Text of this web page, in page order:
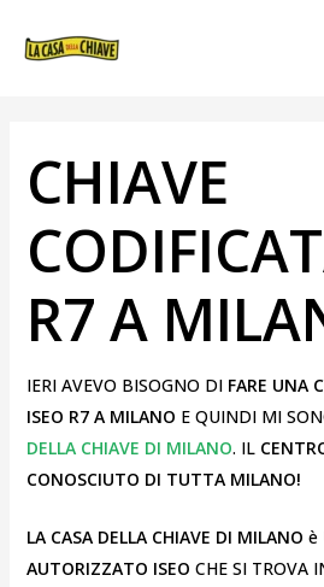
CHIAVE
R7 A
IERI AVEVO BISOGNO DI FARE UNA
ISEO R7 A MILANO E QUINDI MI
DELLA CHIAVE DI MILANO. IL
CONOSCIUTO DI TUTTA MILANO!
LA CASA DELLA CHIAVE DI MILANO è
AUTORIZZATO ISEO CHE SI TROVA
ARTICOLI